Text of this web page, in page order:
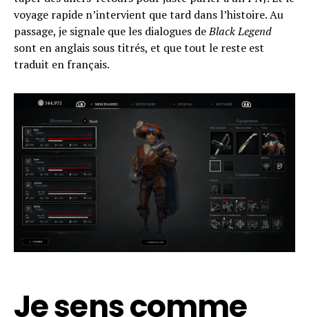
voyage rapide n’intervient que tard dans l’histoire. Au
passage, je signale que les dialogues deBlack Legend
sont en anglais sous titrés, et que tout le reste est
traduit en français.
Je sens comme